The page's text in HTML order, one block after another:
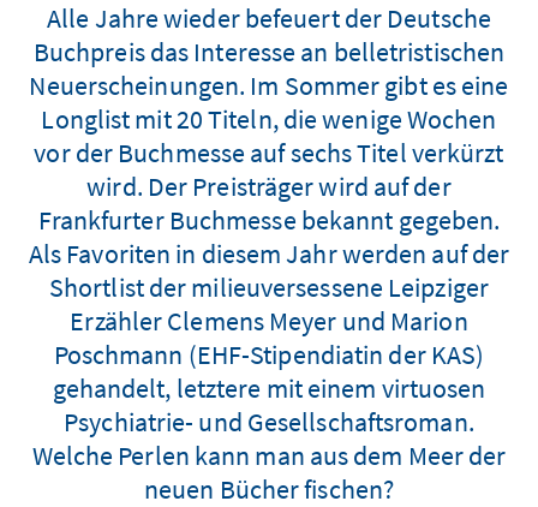
Alle Jahre wieder befeuert der Deutsche
Buchpreis das Interesse an belletristischen
Neuerscheinungen. Im Sommer gibt es eine
Longlist mit 20 Titeln, die wenige Wochen
vor der Buchmesse auf sechs Titel verkürzt
wird. Der Preisträger wird auf der
Frankfurter Buchmesse bekannt gegeben.
Als Favoriten in diesem Jahr werden auf der
Shortlist der milieuversessene Leipziger
Erzähler Clemens Meyer und Marion
Poschmann (EHF-Stipendiatin der KAS)
gehandelt, letztere mit einem virtuosen
Psychiatrie- und Gesellschaftsroman.
Welche Perlen kann man aus dem Meer der
neuen Bücher fischen?